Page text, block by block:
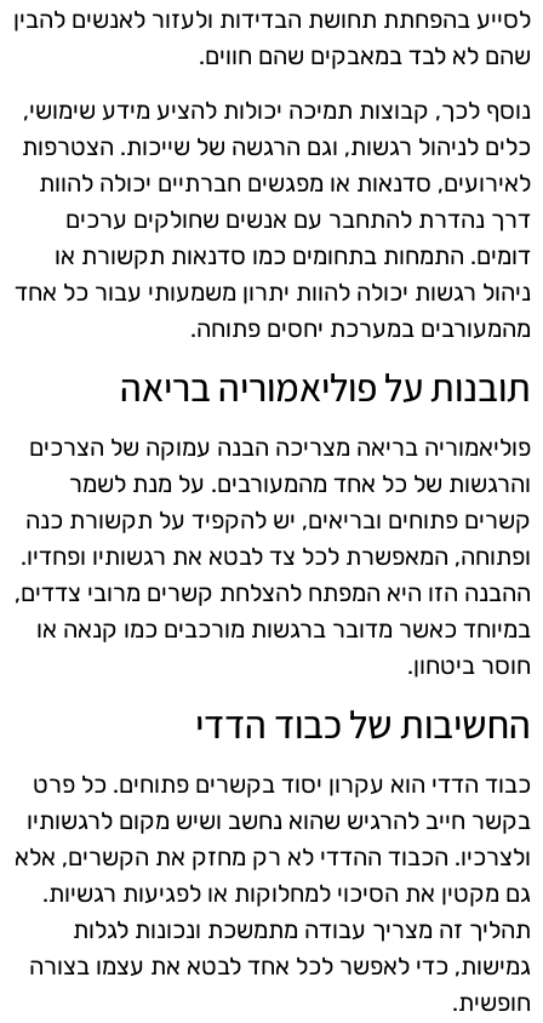
לסייע בהפחתת תחושת הבדידות ולעזור לאנשים להבין
שהם לא לבד במאבקים שהם חווים.
נוסף לכך, קבוצות תמיכה יכולות להציע מידע שימושי,
כלים לניהול רגשות, וגם הרגשה של שייכות. הצטרפות
לאירועים, סדנאות או מפגשים חברתיים יכולה להוות
דרך נהדרת להתחבר עם אנשים שחולקים ערכים
דומים. התמחות בתחומים כמו סדנאות תקשורת או
ניהול רגשות יכולה להוות יתרון משמעותי עבור כל אחד
מהמעורבים במערכת יחסים פתוחה.
תובנות על פוליאמוריה בריאה
פוליאמוריה בריאה מצריכה הבנה עמוקה של הצרכים
והרגשות של כל אחד מהמעורבים. על מנת לשמר
קשרים פתוחים ובריאים, יש להקפיד על תקשורת כנה
ופתוחה, המאפשרת לכל צד לבטא את רגשותיו ופחדיו.
ההבנה הזו היא המפתח להצלחת קשרים מרובי צדדים,
במיוחד כאשר מדובר ברגשות מורכבים כמו קנאה או
חוסר ביטחון.
החשיבות של כבוד הדדי
כבוד הדדי הוא עקרון יסוד בקשרים פתוחים. כל פרט
בקשר חייב להרגיש שהוא נחשב ושיש מקום לרגשותיו
ולצרכיו. הכבוד ההדדי לא רק מחזק את הקשרים, אלא
גם מקטין את הסיכוי למחלוקות או לפגיעות רגשיות.
תהליך זה מצריך עבודה מתמשכת ונכונות לגלות
גמישות, כדי לאפשר לכל אחד לבטא את עצמו בצורה
חופשית.